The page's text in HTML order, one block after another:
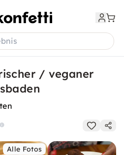
/ veganer
Alle Fotos